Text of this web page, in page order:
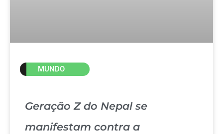
MUNDO
Geração Z do Nepal se
manifestam contra a